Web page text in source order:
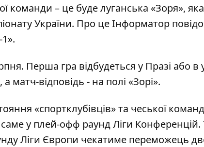
команди – це буде луганська «Зоря»,
України. Про це Інформатор
.
Перша гра відбудеться у Празі або
відповідь - на полі «Зорі».
«спортклубівців» та чеської
у плей-офф раунд Ліги Конференцій.
Ліги Європи чекатиме переможець